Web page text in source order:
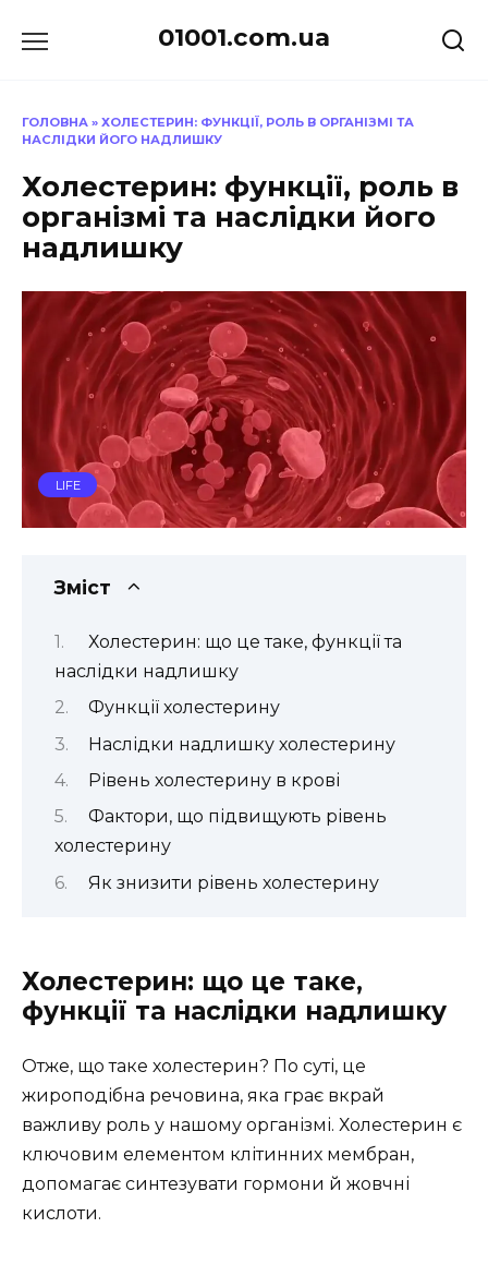
до
01001.com.ua
ГОЛОВНА » ХОЛЕСТЕРИН: ФУНКЦІЇ, РОЛЬ В ОРГАНІЗМІ ТА
НАСЛІДКИ ЙОГО НАДЛИШКУ
Холестерин: функції, роль в
організмі та наслідки його
надлишку
LIFE
Зміст
Холестерин: що це таке, функції та
наслідки надлишку
Функції холестерину
Наслідки надлишку холестерину
Рівень холестерину в крові
Фактори, що підвищують рівень
холестерину
Як знизити рівень холестерину
Холестерин: що це таке,
функції та наслідки надлишку
Отже, що таке холестерин? По суті, це
жироподібна речовина, яка грає вкрай
важливу роль у нашому організмі. Холестерин є
ключовим елементом клітинних мембран,
допомагає синтезувати гормони й жовчні
кислоти.